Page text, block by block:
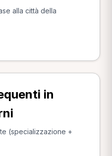
alla città della
in
(specializzazione +